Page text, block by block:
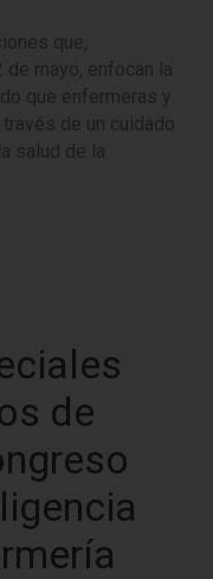
que,
mayo, enfocan la
que enfermeras y
de un cuidado
salud de la
de